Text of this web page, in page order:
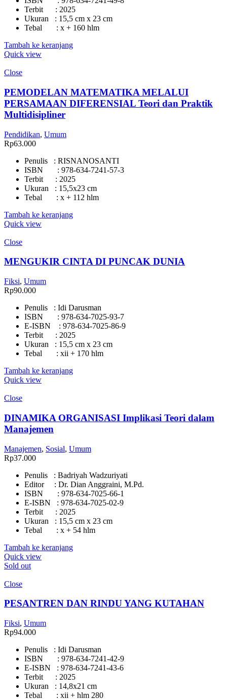
Terbit : 2025
Ukuran : 15,5 cm x 23 cm
Tebal : x + 160 hlm
Tambah ke keranjang
Quick view
Close
PEMODELAN MATEMATIKA MELALUI
PERSAMAAN DIFERENSIAL Teori dan Praktik
Multidisipliner
Pendidikan, Umum
Rp63.000
Penulis : RISNANOSANTI
ISBN : 978-634-7241-57-3
Terbit : 2025
Ukuran : 15,5x23 cm
Tebal : x + 112 hlm
Tambah ke keranjang
Quick view
Close
MENGUKIR CINTA DI PUNCAK DUNIA
Fiksi, Umum
Rp90.000
Penulis : Idi Darusman
ISBN : 978-634-7025-93-7
E-ISBN : 978-634-7025-86-9
Terbit : 2025
Ukuran : 15,5 cm x 23 cm
Tebal : xii + 170 hlm
Tambah ke keranjang
Quick view
Close
DINAMIKA ORGANISASI Implikasi Teori dalam
Manajemen
Manajemen, Sosial, Umum
Rp37.000
Penulis : Badriyah Wadzuriyati
Editor : Dr. Dian Anggraini, M.Pd.
ISBN : 978-634-7025-66-1
E-ISBN : 978-634-7025-02-9
Terbit : 2025
Ukuran : 15,5 cm x 23 cm
Tebal : x + 54 hlm
Tambah ke keranjang
Quick view
Sold out
Close
PESANTREN DAN RINDU YANG KUTAHAN
Fiksi, Umum
Rp94.000
Penulis : Idi Darusman
ISBN : 978-634-7241-42-9
E-ISBN : 978-634-7241-43-6
Terbit : 2025
Ukuran : 14,8x21 cm
Tebal : xii + hlm 280